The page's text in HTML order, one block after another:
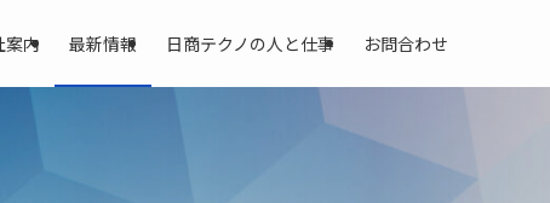
案内 最新情報 日商テクノの人と仕事 お問合わせ